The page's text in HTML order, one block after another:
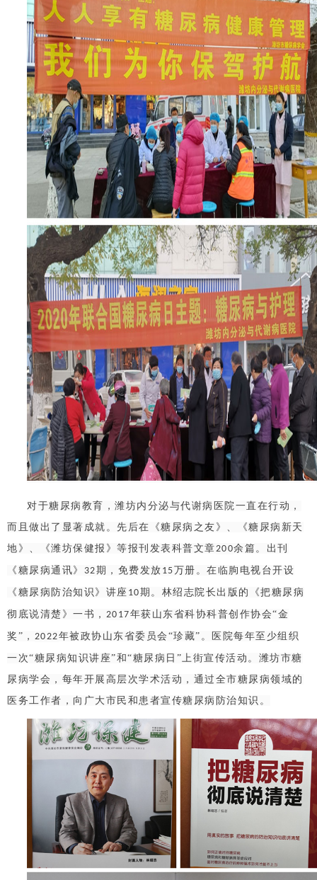
对于糖尿病教育，潍坊内分泌与代谢病医院一直在行动，
而且做出了显著成就。先后在《糖尿病之友》、《糖尿病新天
地》、《潍坊保健报》等报刊发表科普文章200余篇。出刊
《糖尿病通讯》 32期，免费发放 15万册。在临朐电视台开设
《糖尿病防治知识》讲座 10期。林绍志院长出版的《把糖尿病
彻底说清楚》一书， 2017年获山东省科协科普创作协会“金
奖”， 2022年被政协山东省委员会“珍藏”。医院每年至少组织
一次“糖尿病知识讲座”和“糖尿病日”上街宣传活动。潍坊市糖
尿病学会，每年开展高层次学术活动，通过全市糖尿病领域的
医务工作者，向广大市民和患者宣传糖尿病防治知识。